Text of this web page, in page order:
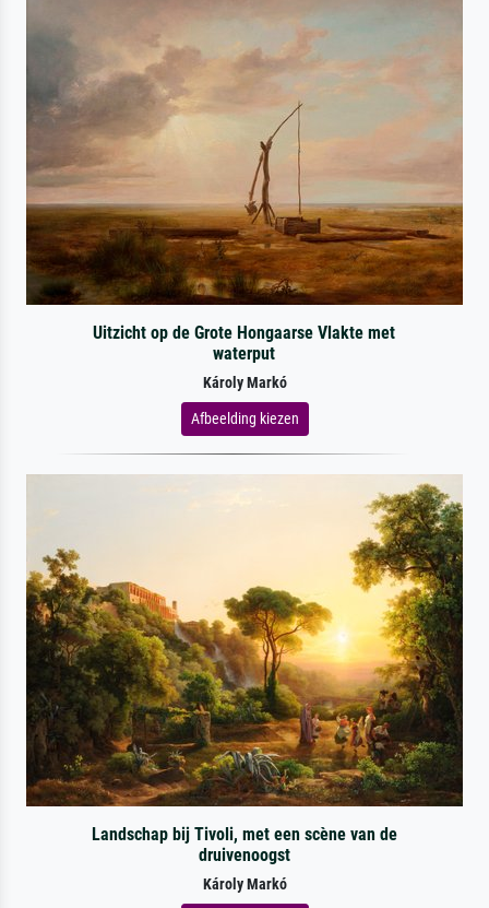
Uitzicht op de Grote Hongaarse Vlakte met
waterput
Károly Markó
Afbeelding kiezen
Landschap bij Tivoli, met een scène van de
druivenoogst
Károly Markó